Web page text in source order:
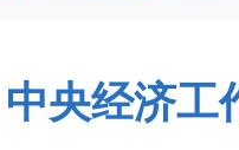
中央经济工